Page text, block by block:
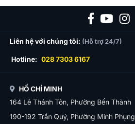
Liên hệ với chúng tôi: (Hỗ trợ 24/7)
Hotline: 028 7303 6167
HỒ CHÍ MINH
164 Lê Thánh Tôn, Phường Bến Thành
190-192 Trần Quý, Phường Minh Phụng